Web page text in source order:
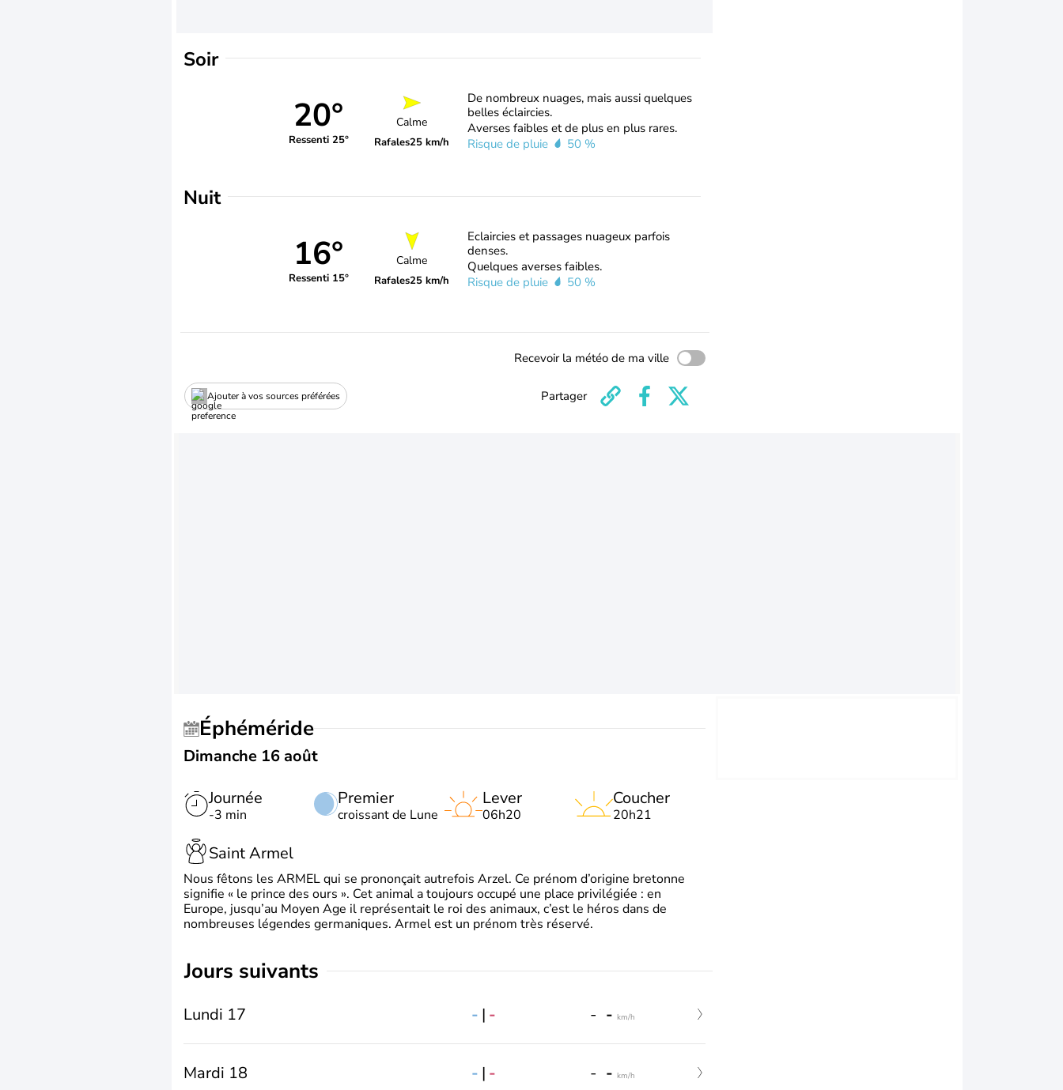
Soir
20°
Ressenti 25°
Calme
Rafales25 km/h
De nombreux nuages, mais aussi quelques
belles éclaircies.
Averses faibles et de plus en plus rares.
Risque de pluie
50 %
Nuit
16°
Ressenti 15°
Calme
Rafales25 km/h
Eclaircies et passages nuageux parfois
denses.
Quelques averses faibles.
Risque de pluie
50 %
Recevoir la météo de ma ville
Ajouter à vos sources préférées Partager
Éphéméride
Dimanche 16 août
Journée
-3 min
Premier
croissant de Lune
Lever
06h20
Coucher
20h21
Saint Armel
Nous fêtons les ARMEL qui se prononçait autrefois Arzel. Ce prénom d’origine bretonne
signifie « le prince des ours ». Cet animal a toujours occupé une place privilégiée : en
Europe, jusqu’au Moyen Age il représentait le roi des animaux, c’est le héros dans de
nombreuses légendes germaniques. Armel est un prénom très réservé.
jours suivants
Lundi 17 - | - - - km/h
Mardi 18 - | - - - km/h